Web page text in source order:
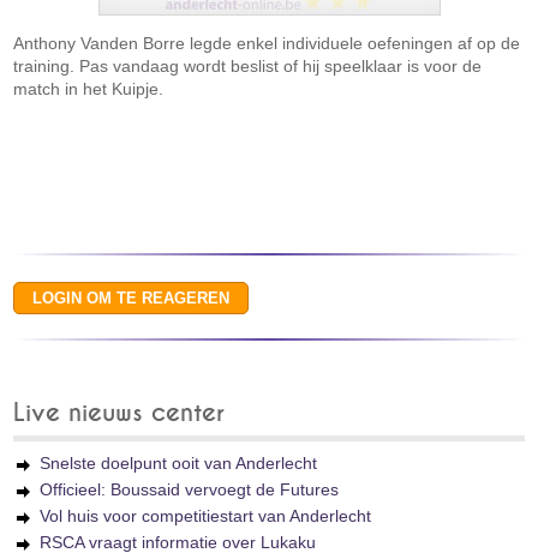
Anthony Vanden Borre legde enkel individuele oefeningen af op de
training. Pas vandaag wordt beslist of hij speelklaar is voor de
match in het Kuipje.
Live nieuws center
Snelste doelpunt ooit van Anderlecht
Officieel: Boussaid vervoegt de Futures
Vol huis voor competitiestart van Anderlecht
RSCA vraagt informatie over Lukaku